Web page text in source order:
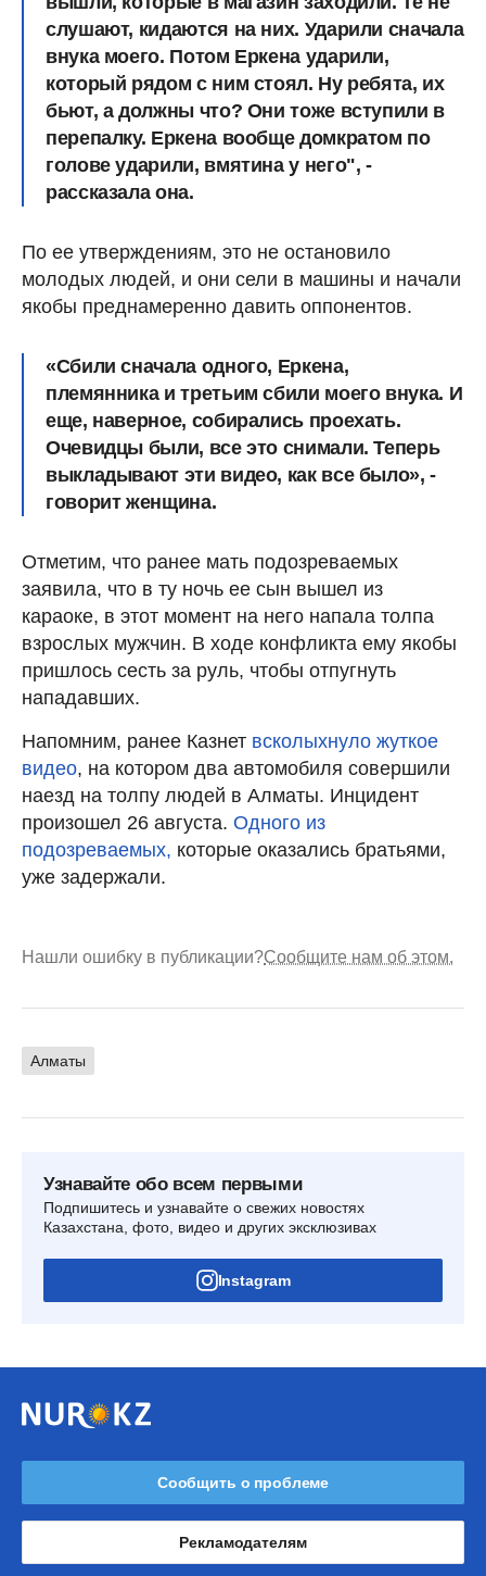
слушают, кидаются на них. Ударили сначала
внука моего. Потом Еркена ударили,
который рядом с ним стоял. Ну ребята, их
бьют, а должны что? Они тоже вступили в
перепалку. Еркена вообще домкратом по
голове ударили, вмятина у него", -
рассказала она.
По ее утверждениям, это не остановило
молодых людей, и они сели в машины и начали
якобы преднамеренно давить оппонентов.
«Сбили сначала одного, Еркена,
племянника и третьим сбили моего внука. И
еще, наверное, собирались проехать.
Очевидцы были, все это снимали. Теперь
выкладывают эти видео, как все было», -
говорит женщина.
Отметим, что ранее мать подозреваемых
заявила, что в ту ночь ее сын вышел из
караоке, в этот момент на него напала толпа
взрослых мужчин. В ходе конфликта ему якобы
пришлось сесть за руль, чтобы отпугнуть
нападавших.
Напомним, ранее Казнет всколыхнуло жуткое
видео, на котором два автомобиля совершили
наезд на толпу людей в Алматы. Инцидент
произошел 26 августа. Одного из
подозреваемых, которые оказались братьями,
уже задержали.
Нашли ошибку в публикации?Сообщите нам об этом.
Алматы
Узнавайте обо всем первыми
Подпишитесь и узнавайте о свежих новостях
Казахстана, фото, видео и других эксклюзивах
Instagram
Сообщить о проблеме
Рекламодателям